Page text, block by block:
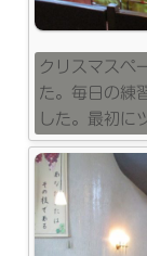
クリスマスペ
た。毎日の練
した。最初に